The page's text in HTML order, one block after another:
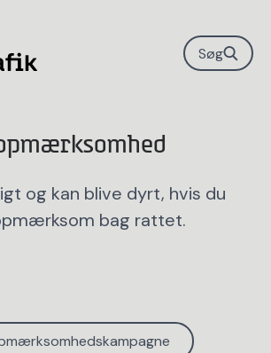
Søg
og kan blive dyrt, hvis du
bag rattet.